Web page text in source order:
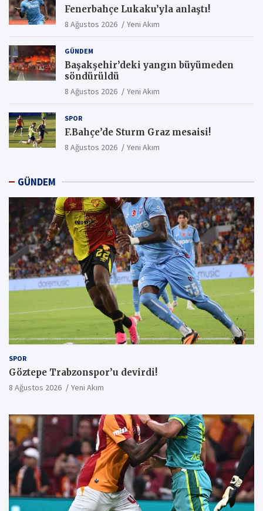
Fenerbahçe Lukaku’yla anlaştı!
8 Ağustos 2026 Yeni Akım
GÜNDEM
Başakşehir’deki yangın büyümeden
söndürüldü
8 Ağustos 2026 Yeni Akım
SPOR
F.Bahçe’de Sturm Graz mesaisi!
8 Ağustos 2026 Yeni Akım
GÜNDEM
SPOR
Göztepe Trabzonspor’u devirdi!
8 Ağustos 2026 Yeni Akım